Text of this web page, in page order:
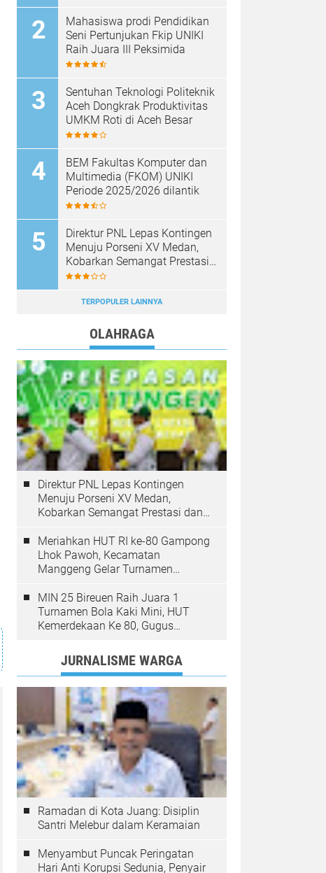
Mahasiswa prodi Pendidikan
Seni Pertunjukan Fkip UNIKI
Raih Juara III Peksimida
Sentuhan Teknologi Politeknik
Aceh Dongkrak Produktivitas
UMKM Roti di Aceh Besar
BEM Fakultas Komputer dan
Multimedia (FKOM) UNIKI
Periode 2025/2026 dilantik
Direktur PNL Lepas Kontingen
Menuju Porseni XV Medan,
Kobarkan Semangat Prestasi
dan Sportivitas
TERPOPULER LAINNYA
OLAHRAGA
Direktur PNL Lepas Kontingen
Menuju Porseni XV Medan,
Kobarkan Semangat Prestasi dan
Meriahkan HUT RI ke-80 Gampong
Lhok Pawoh, Kecamatan
Manggeng Gelar Turnamen
MIN 25 Bireuen Raih Juara 1
Turnamen Bola Kaki Mini, HUT
Kemerdekaan Ke 80, Gugus
JURNALISME WARGA
Ramadan di Kota Juang: Disiplin
Santri Melebur dalam Keramaian
Menyambut Puncak Peringatan
Hari Anti Korupsi Sedunia, Penyair